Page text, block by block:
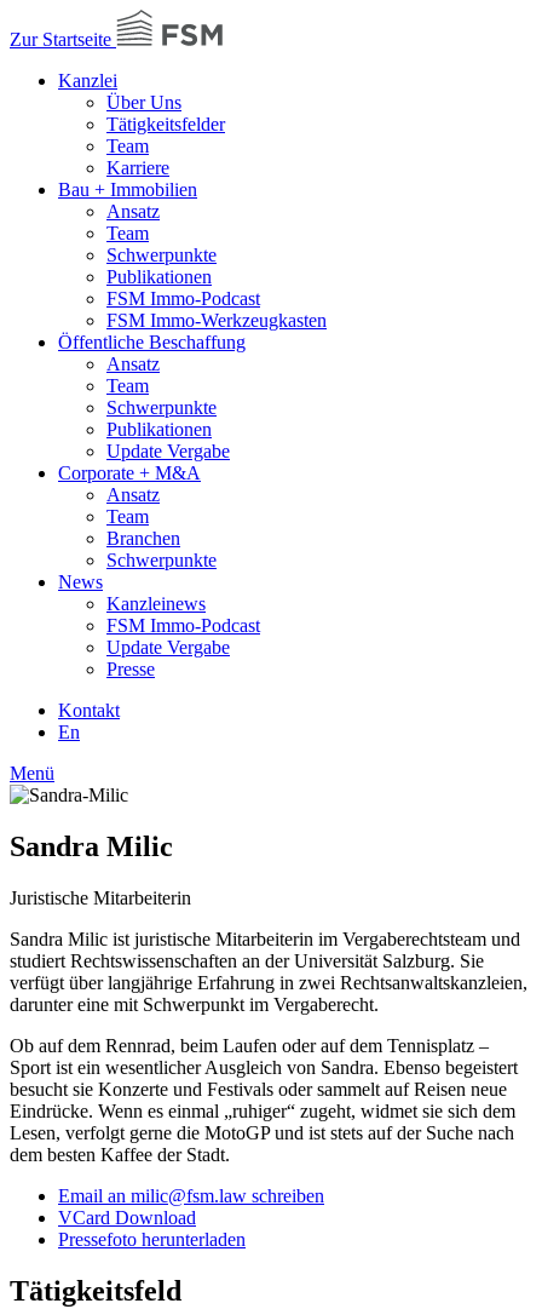
Zur Startseite
Kanzlei
Über Uns
Tätigkeitsfelder
Team
Karriere
Bau + Immobilien
Ansatz
Team
Schwerpunkte
Publikationen
FSM Immo-Podcast
FSM Immo-Werkzeugkasten
Öffentliche Beschaffung
Ansatz
Team
Schwerpunkte
Publikationen
Update Vergabe
Corporate + M&A
Ansatz
Team
Branchen
Schwerpunkte
News
Kanzleinews
FSM Immo-Podcast
Update Vergabe
Presse
Kontakt
En
Menü
Sandra Milic
Juristische Mitarbeiterin
Sandra Milic ist juristische Mitarbeiterin im Vergaberechtsteam und
studiert Rechtswissenschaften an der Universität Salzburg. Sie
verfügt über langjährige Erfahrung in zwei Rechtsanwaltskanzleien,
darunter eine mit Schwerpunkt im Vergaberecht.
Ob auf dem Rennrad, beim Laufen oder auf dem Tennisplatz –
Sport ist ein wesentlicher Ausgleich von Sandra. Ebenso begeistert
besucht sie Konzerte und Festivals oder sammelt auf Reisen neue
Eindrücke. Wenn es einmal „ruhiger“ zugeht, widmet sie sich dem
Lesen, verfolgt gerne die MotoGP und ist stets auf der Suche nach
dem besten Kaffee der Stadt.
Email an milic@fsm.law schreiben
VCard Download
Pressefoto herunterladen
Tätigkeitsfeld